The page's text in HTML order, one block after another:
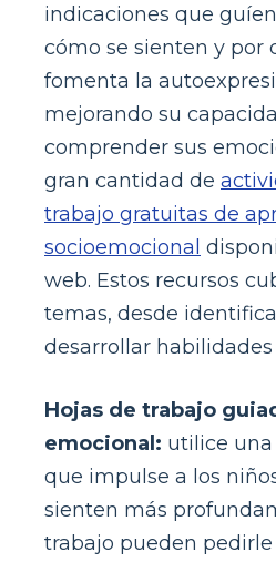
indicaciones que
cómo se sienten y por
fomenta la
mejorando su
comprender sus
gran cantidad de
trabajo gratuitas de
socioemocional
web. Estos recursos
temas, desde
desarrollar
Hojas de trabajo
emocional: utilice
que impulse a los
sienten más
trabajo pueden